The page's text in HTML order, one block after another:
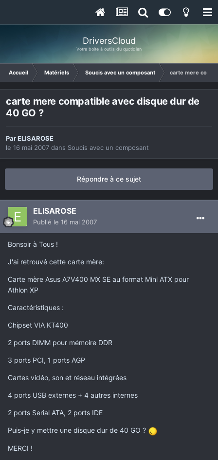
DriversCloud
Votre boite à outils du quotidien
Accueil Matériels Soucis avec un composant carte mere
carte mere compatible avec disque dur de
40 GO ?
ParELISAROSE
le 16 mai 2007 dans Soucis avec un composant
Répondre à ce sujet
ELISAROSE
Publié le 16 mai 2007
Bonsoir à Tous !
J'ai retrouvé cette carte mère:
Carte mère Asus A7V400 MX SE au format Mini ATX pour
Athlon XP
Caractéristiques :
Chipset VIA KT400
2 ports DIMM pour mémoire DDR
3 ports PCI, 1 ports AGP
Cartes vidéo, son et réseau intégrées
4 ports USB externes + 4 autres internes
2 ports Serial ATA, 2 ports IDE
Puis-je y mettre une disque dur de 40 GO ?
MERCI !